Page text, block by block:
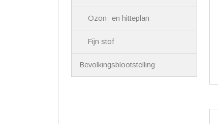
Ozon- en hitteplan
Fijn stof
Bevolkingsblootstelling